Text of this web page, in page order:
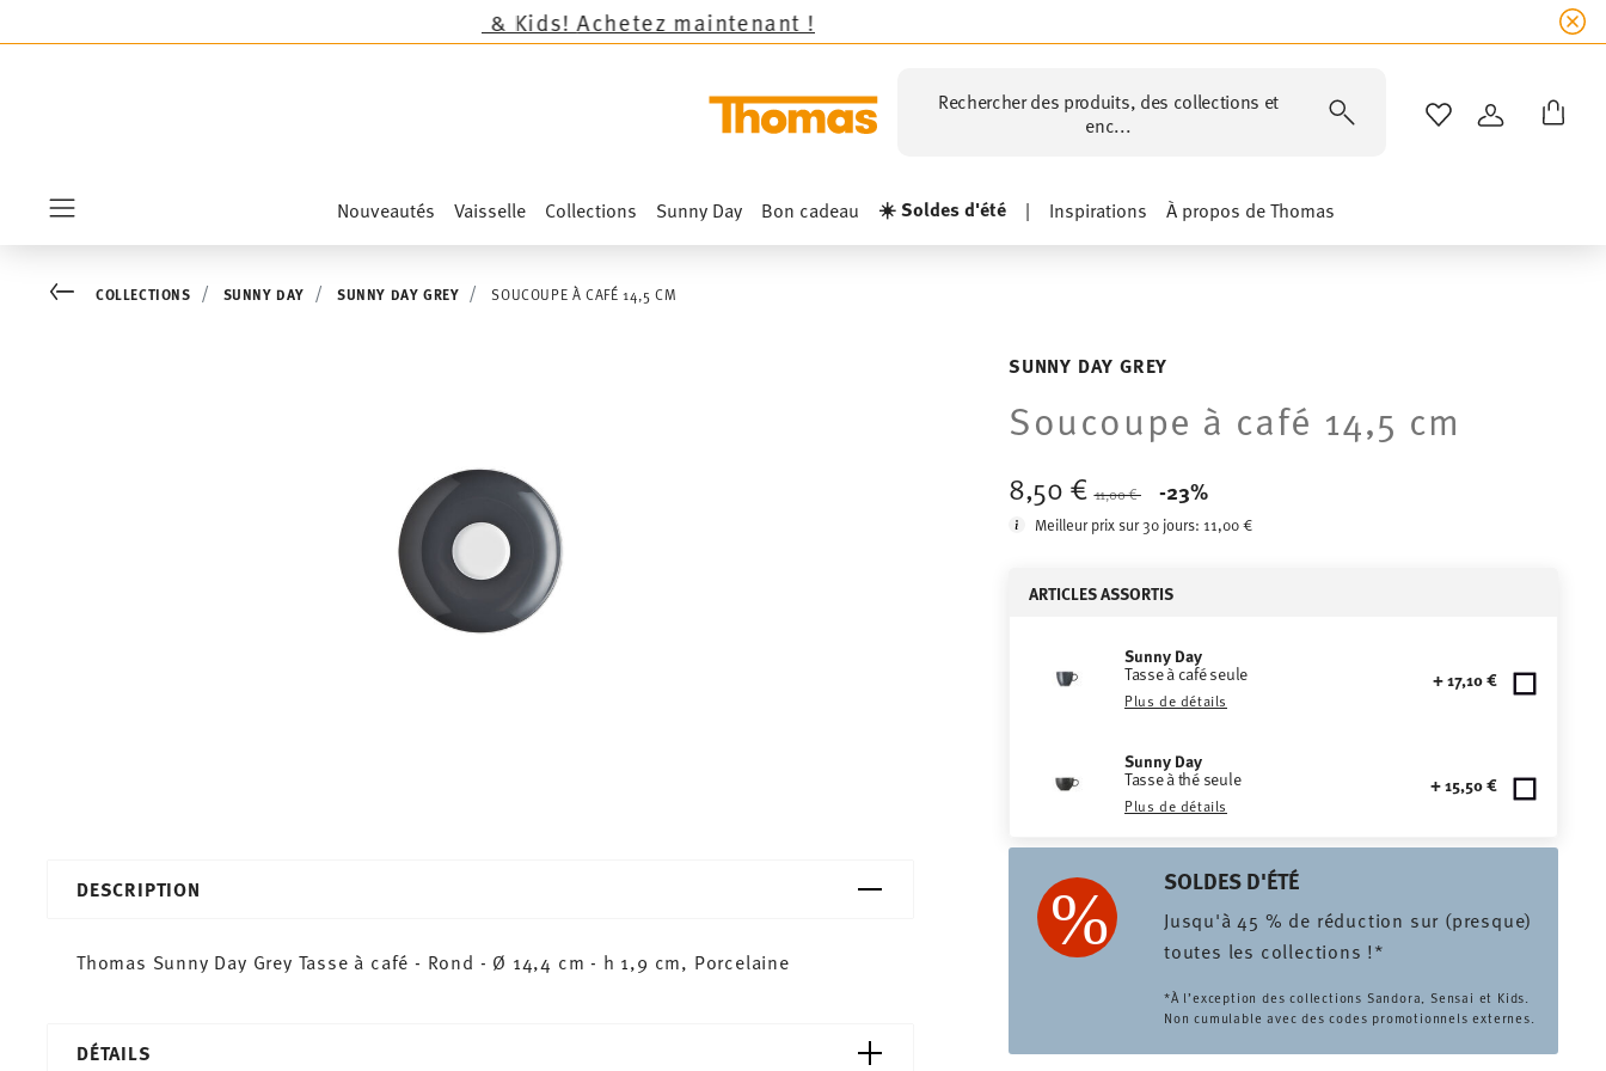
Achetez maintenant !
Rechercher des produits, des collections et
enc...
LISTE DECONNEXION
Nouveautés Vaisselle Collections Sunny Day Bon cadeau ☀️ Soldes d'été | Inspirations À propos de Thomas
SUNNY DAY GREY
Soucoupe à café 14,5 cm
8,50 €11,00 €
-23%
Meilleur prix sur 30 jours:11,00 €
ARTICLES ASSORTIS
Sunny Day
Tasse à café seule
Plus de détails
+ 17,10 €
Sunny Day
Tasse à thé seule
Plus de détails
+ 15,50 €
SOLDES D'ÉTÉ
Jusqu'à 45 % de réduction sur (presque)
toutes les collections !*
*À l’exception des collections Sandora, Sensai et Kids.
Non cumulable avec des codes promotionnels externes.
Go backCOLLECTIONS SUNNY DAY SUNNY DAY GREY SOUCOUPE À CAFÉ 14,5 CM
DESCRIPTION
Thomas Sunny Day Grey Tasse à café - Rond - Ø 14,4 cm - h 1,9 cm, Porcelaine
DÉTAILS